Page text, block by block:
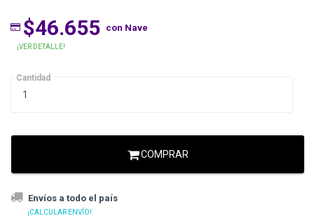
$46.655 con Nave
¡VER DETALLE!
Cantidad
COMPRAR
Envíos a todo el país
¡CALCULAR ENVÍO!